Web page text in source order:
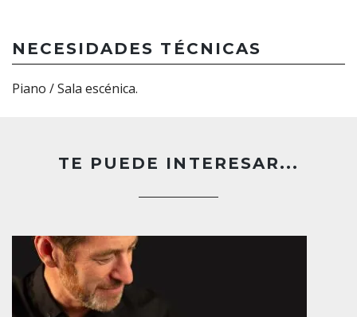
NECESIDADES TÉCNICAS
Piano / Sala escénica.
TE PUEDE INTERESAR...